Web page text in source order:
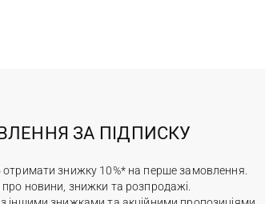
ЗА ПІДПИСКУ
отримати знижку 10%* на перше замовлення.
новини, знижки та розпродажі.